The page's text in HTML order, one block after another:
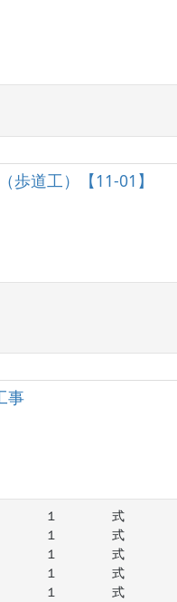
道工）【11‐01】
事
　　　１　　　　 式
　　　１　　　　 式
　　　１　　　　 式
　　　１　　　　 式
　　　１　　　　 式